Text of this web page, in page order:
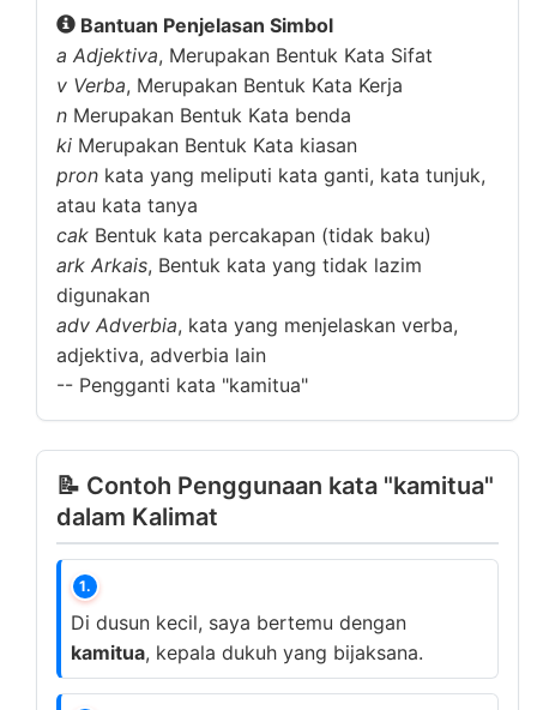
Bantuan Penjelasan Simbol
a Adjektiva, Merupakan Bentuk Kata Sifat
v Verba, Merupakan Bentuk Kata Kerja
n Merupakan Bentuk Kata benda
ki Merupakan Bentuk Kata kiasan
pron kata yang meliputi kata ganti, kata tunjuk,
atau kata tanya
cak Bentuk kata percakapan (tidak baku)
ark Arkais, Bentuk kata yang tidak lazim
digunakan
adv Adverbia, kata yang menjelaskan verba,
adjektiva, adverbia lain
-- Pengganti kata "kamitua"
📝 Contoh Penggunaan kata "kamitua"
dalam Kalimat
1.
Di dusun kecil, saya bertemu dengan
kamitua, kepala dukuh yang bijaksana.